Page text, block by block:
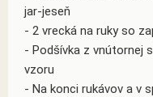
jar-jeseň
- 2 vrecká na ruky so
- Podšívka z vnútornej
vzoru
- Na konci rukávov a v